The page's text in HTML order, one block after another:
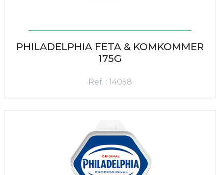
PHILADELPHIA FETA & KOMKOMMER
175G
Ref. : 14058